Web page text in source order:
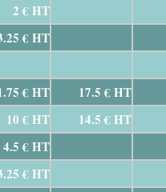
2 € HT
€ HT
€ HT
17.5 € HT
10 € HT
14.5 € HT
4.5 € HT
€ HT